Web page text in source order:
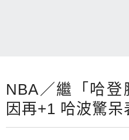
NBA／繼「哈
因再+1 哈波驚呆